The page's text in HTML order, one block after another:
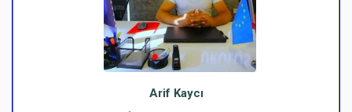
Arif Kaycı